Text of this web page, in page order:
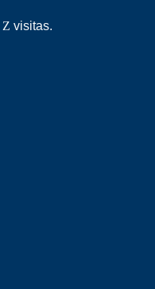
visitas.